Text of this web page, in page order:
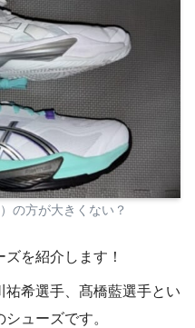
の方が大きくない？
を紹介します！
祐希選手、髙橋藍選手とい
ューズです。